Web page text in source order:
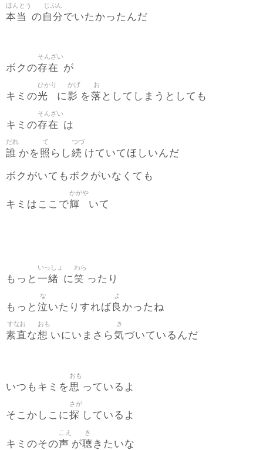
本当
ほんとう
の自分
じぶん
でいたかったんだ
ボクの存在
そんざい
が
キミの光
ひかり
に影
かげ
を落
お
としてしまうとしても
キミの存在
そんざい
は
誰
だれ
かを照
て
らし続
つづ
けていてほしいんだ
ボクがいてもボクがいなくても
キミはここで輝
かがや
いて
もっと 一緒
いっしょ
に笑
わら
ったり
もっと 泣
な
いたりすれば良
よ
かったね
素直
すなお
な想
おも
いにいまさら気
き
づいているんだ
いつもキミを思
おも
っているよ
そこかしこに探
さが
しているよ
キミのその声
こえ
が聴
き
きたいな